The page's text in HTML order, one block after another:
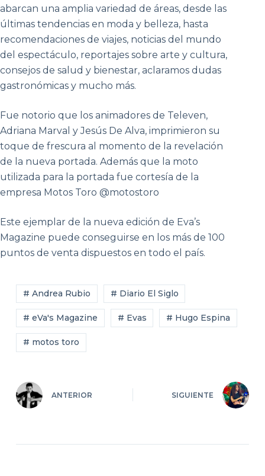
abarcan una amplia variedad de áreas, desde las
últimas tendencias en moda y belleza, hasta
recomendaciones de viajes, noticias del mundo
del espectáculo, reportajes sobre arte y cultura,
consejos de salud y bienestar, aclaramos dudas
gastronómicas y mucho más.
Fue notorio que los animadores de Televen,
Adriana Marval y Jesús De Alva, imprimieron su
toque de frescura al momento de la revelación
de la nueva portada. Además que la moto
utilizada para la portada fue cortesía de la
empresa Motos Toro @motostoro
Este ejemplar de la nueva edición de Eva’s
Magazine puede conseguirse en los más de 100
puntos de venta dispuestos en todo el país.
# Andrea Rubio # Diario El Siglo
# eVa's Magazine # Evas # Hugo Espina
# motos toro
ANTERIOR SIGUIENTE